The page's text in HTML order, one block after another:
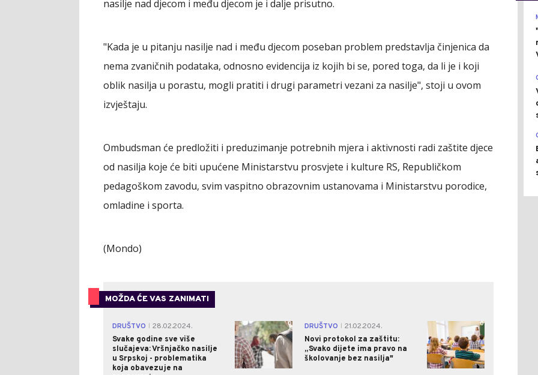
nasilje nad djecom i među djecom je i dalje prisutno.
"Kada je u pitanju nasilje nad i među djecom poseban problem predstavlja činjenica da
nema zvaničnih podataka, odnosno evidencija iz kojih bi se, pored toga, da li je i koji
oblik nasilja u porastu, mogli pratiti i drugi parametri vezani za nasilje", stoji u ovom
izvještaju.
Ombudsman će predložiti i preduzimanje potrebnih mjera i aktivnosti radi zaštite djece
od nasilja koje će biti upućene Ministarstvu prosvjete i kulture RS, Republičkom
pedagoškom zavodu, svim vaspitno obrazovnim ustanovama i Ministarstvu porodice,
omladine i sporta.
(Mondo)
MOŽDA ĆE VAS ZANIMATI
DRUŠTVO
28.02.2024.
Svake godine sve više
slučajeva: Vršnjačko nasilje
u Srpskoj - problematika
koja obavezuje na
0 DRUŠTVO
21.02.2024.
Novi protokol za zaštitu:
„Svako dijete ima pravo na
školovanje bez nasilja"
0